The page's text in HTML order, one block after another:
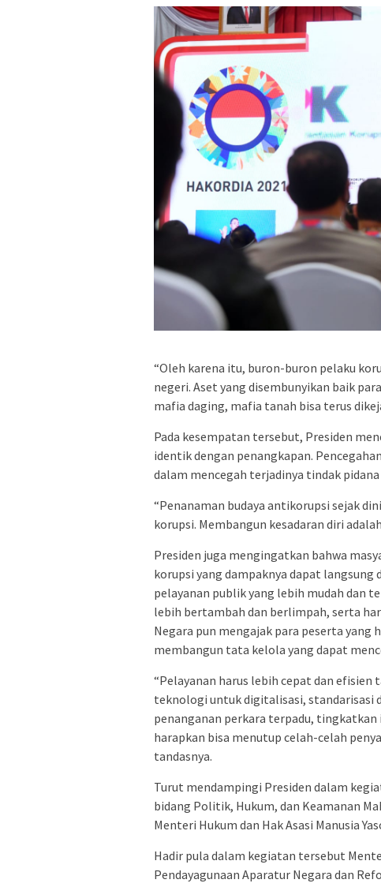
“Oleh karena itu, buron-buron pelaku
negeri. Aset yang disembunyikan baik
mafia daging, mafia tanah bisa terus
Pada kesempatan tersebut, Presiden
identik dengan penangkapan.
dalam mencegah terjadinya tindak
“Penanaman budaya antikorupsi sejak
korupsi. Membangun kesadaran diri
Presiden juga mengingatkan bahwa
korupsi yang dampaknya dapat
pelayanan publik yang lebih mudah dan
lebih bertambah dan berlimpah, serta
Negara pun mengajak para peserta yang
membangun tata kelola yang dapat
“Pelayanan harus lebih cepat dan efisien
teknologi untuk digitalisasi, standarisasi
penanganan perkara terpadu,
harapkan bisa menutup celah-celah
tandasnya.
Turut mendampingi Presiden dalam
bidang Politik, Hukum, dan Keamanan
Menteri Hukum dan Hak Asasi Manusia
Hadir pula dalam kegiatan tersebut
Pendayagunaan Aparatur Negara dan